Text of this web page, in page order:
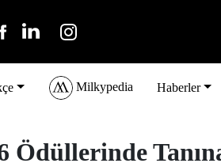
Milkypedia Haberler
Ödüllerinde